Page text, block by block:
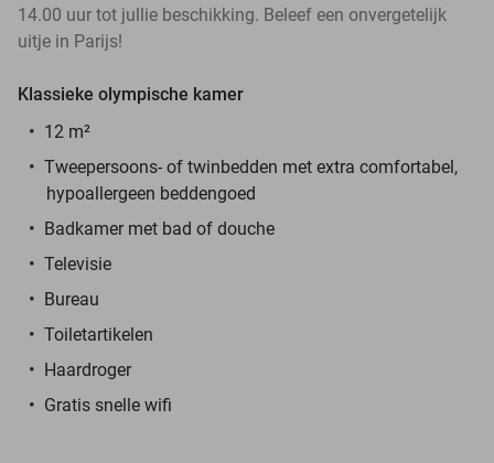
14.00 uur tot jullie beschikking. Beleef een onvergetelijk
uitje in Parijs!
Klassieke olympische kamer
12 m²
Tweepersoons- of twinbedden met extra comfortabel,
hypoallergeen beddengoed
Badkamer met bad of douche
Televisie
Bureau
Toiletartikelen
Haardroger
Gratis snelle wifi